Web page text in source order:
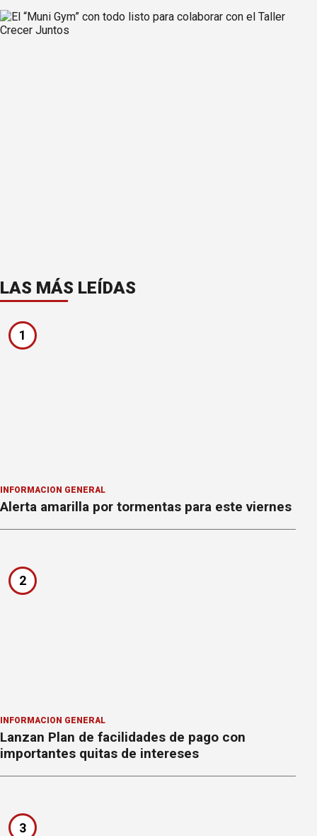
LAS MÁS LEÍDAS
1
INFORMACION GENERAL
Alerta amarilla por tormentas para este viernes
2
INFORMACION GENERAL
Lanzan Plan de facilidades de pago con
importantes quitas de intereses
3